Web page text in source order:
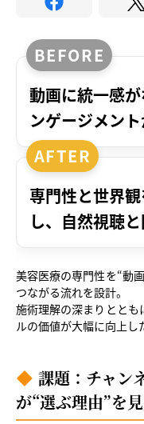
動画に統一感
ンゲージメン
専門性と世界
し、自然視聴
美容医療の専門性を“動
つながる流れを設計。
施術理解の深まりとと
ルの価値が大幅に向上し
課題：チャン
が“選ぶ理由”を